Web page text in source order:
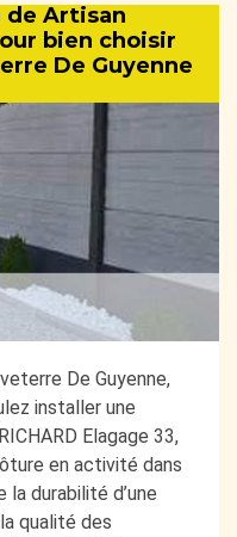
de Artisan
bien choisir
De Guyenne
De Guyenne,
installer une
Elagage 33,
en activité dans
durabilité d’une
qualité des